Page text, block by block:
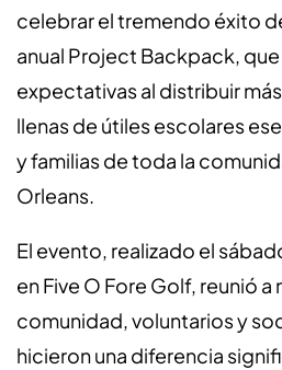
celebrar el tremendo éxito
anual Project Backpack,
expectativas al distribuir
llenas de útiles escolares
y familias de toda la
Orleans.
El evento, realizado el
en Five O Fore Golf, reunió
comunidad, voluntarios y
hicieron una diferencia